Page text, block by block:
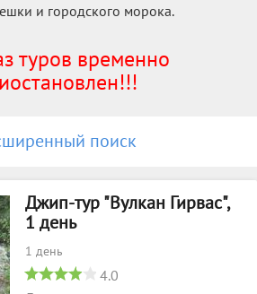
и городского морока.
туров временно
Джип-тур "Вулкан Гирвас",
1 день
1 день
4.0
поиск